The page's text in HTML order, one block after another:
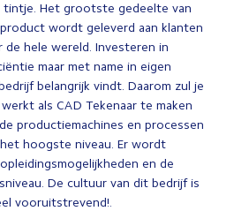
Het grootste gedeelte van
wordt geleverd aan klanten
hele wereld. Investeren in
maar met name in eigen
belangrijk vindt. Daarom zul je
als CAD Tekenaar te maken
productiemachines en processen
hoogste niveau. Er wordt
en de
De cultuur van dit bedrijf is
vooruitstrevend!.